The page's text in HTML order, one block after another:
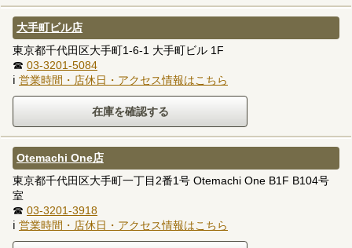
大手町ビル店
東京都千代田区大手町1-6-1 大手町ビル 1F
☎ 03-3201-5084
ℹ 営業時間・店休日・アクセス情報はこちら
Otemachi One店
東京都千代田区大手町一丁目2番1号 Otemachi One B1F B104号
室
☎ 03-3201-3918
ℹ 営業時間・店休日・アクセス情報はこちら